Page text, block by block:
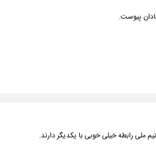
پیوست.
ملی رابطه خیلی خوبی با یکدیگر دارند.